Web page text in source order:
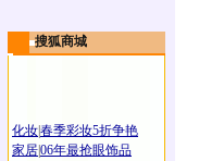
搜狐商城
化妆春季彩妆5折争艳
家居06年最抢眼饰品